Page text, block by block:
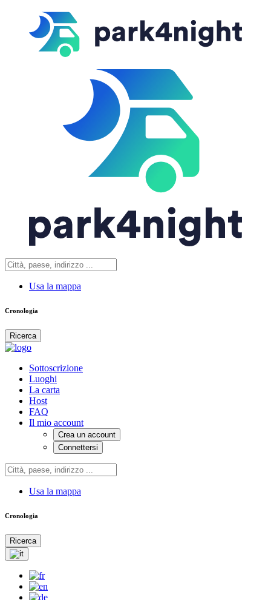
Usa la mappa
Cronologia
Ricerca
Sottoscrizione
Luoghi
La carta
Host
FAQ
Il mio account
Crea un account
Connettersi
Usa la mappa
Cronologia
Ricerca